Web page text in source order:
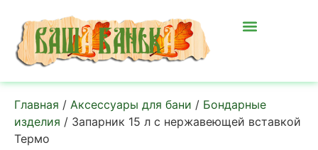
Главная / Аксессуары для бани / Бондарные
изделия / Запарник 15 л с нержавеющей вставкой
Термо